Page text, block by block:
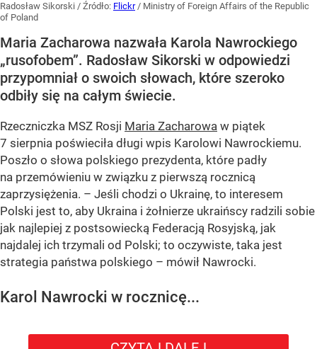
Radosław Sikorski / Źródło: Flickr / Ministry of Foreign Affairs of the Republic
of Poland
Maria Zacharowa nazwała Karola Nawrockiego
„rusofobem”. Radosław Sikorski w odpowiedzi
przypomniał o swoich słowach, które szeroko
odbiły się na całym świecie.
Rzeczniczka MSZ Rosji Maria Zacharowa w piątek
7 sierpnia poświeciła długi wpis Karolowi Nawrockiemu.
Poszło o słowa polskiego prezydenta, które padły
na przemówieniu w związku z pierwszą rocznicą
zaprzysiężenia. – Jeśli chodzi o Ukrainę, to interesem
Polski jest to, aby Ukraina i żołnierze ukraińscy radzili sobie
jak najlepiej z postsowiecką Federacją Rosyjską, jak
najdalej ich trzymali od Polski; to oczywiste, taka jest
strategia państwa polskiego – mówił Nawrocki.
Karol Nawrocki w rocznicę...